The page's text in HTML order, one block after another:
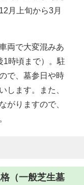
月上旬から3月
両で大変混みあ
1時頃まで）。駐
で、墓参日や時
します。また、
がりますので、
（一般芝生墓